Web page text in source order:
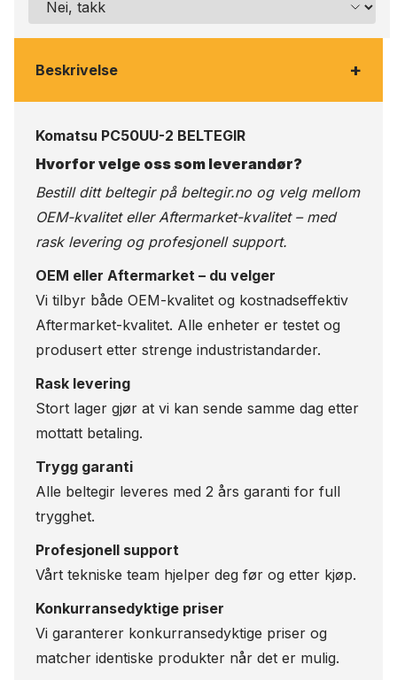
Beskrivelse +
Komatsu PC50UU-2 BELTEGIR
Hvorfor velge oss som leverandør?
Bestill ditt beltegir på beltegir.no og velg mellom
OEM-kvalitet eller Aftermarket-kvalitet – med
rask levering og profesjonell support.
OEM eller Aftermarket – du velger
Vi tilbyr både OEM-kvalitet og kostnadseffektiv
Aftermarket-kvalitet. Alle enheter er testet og
produsert etter strenge industristandarder.
Rask levering
Stort lager gjør at vi kan sende samme dag etter
mottatt betaling.
Trygg garanti
Alle beltegir leveres med 2 års garanti for full
trygghet.
Profesjonell support
Vårt tekniske team hjelper deg før og etter kjøp.
Konkurransedyktige priser
Vi garanterer konkurransedyktige priser og
matcher identiske produkter når det er mulig.